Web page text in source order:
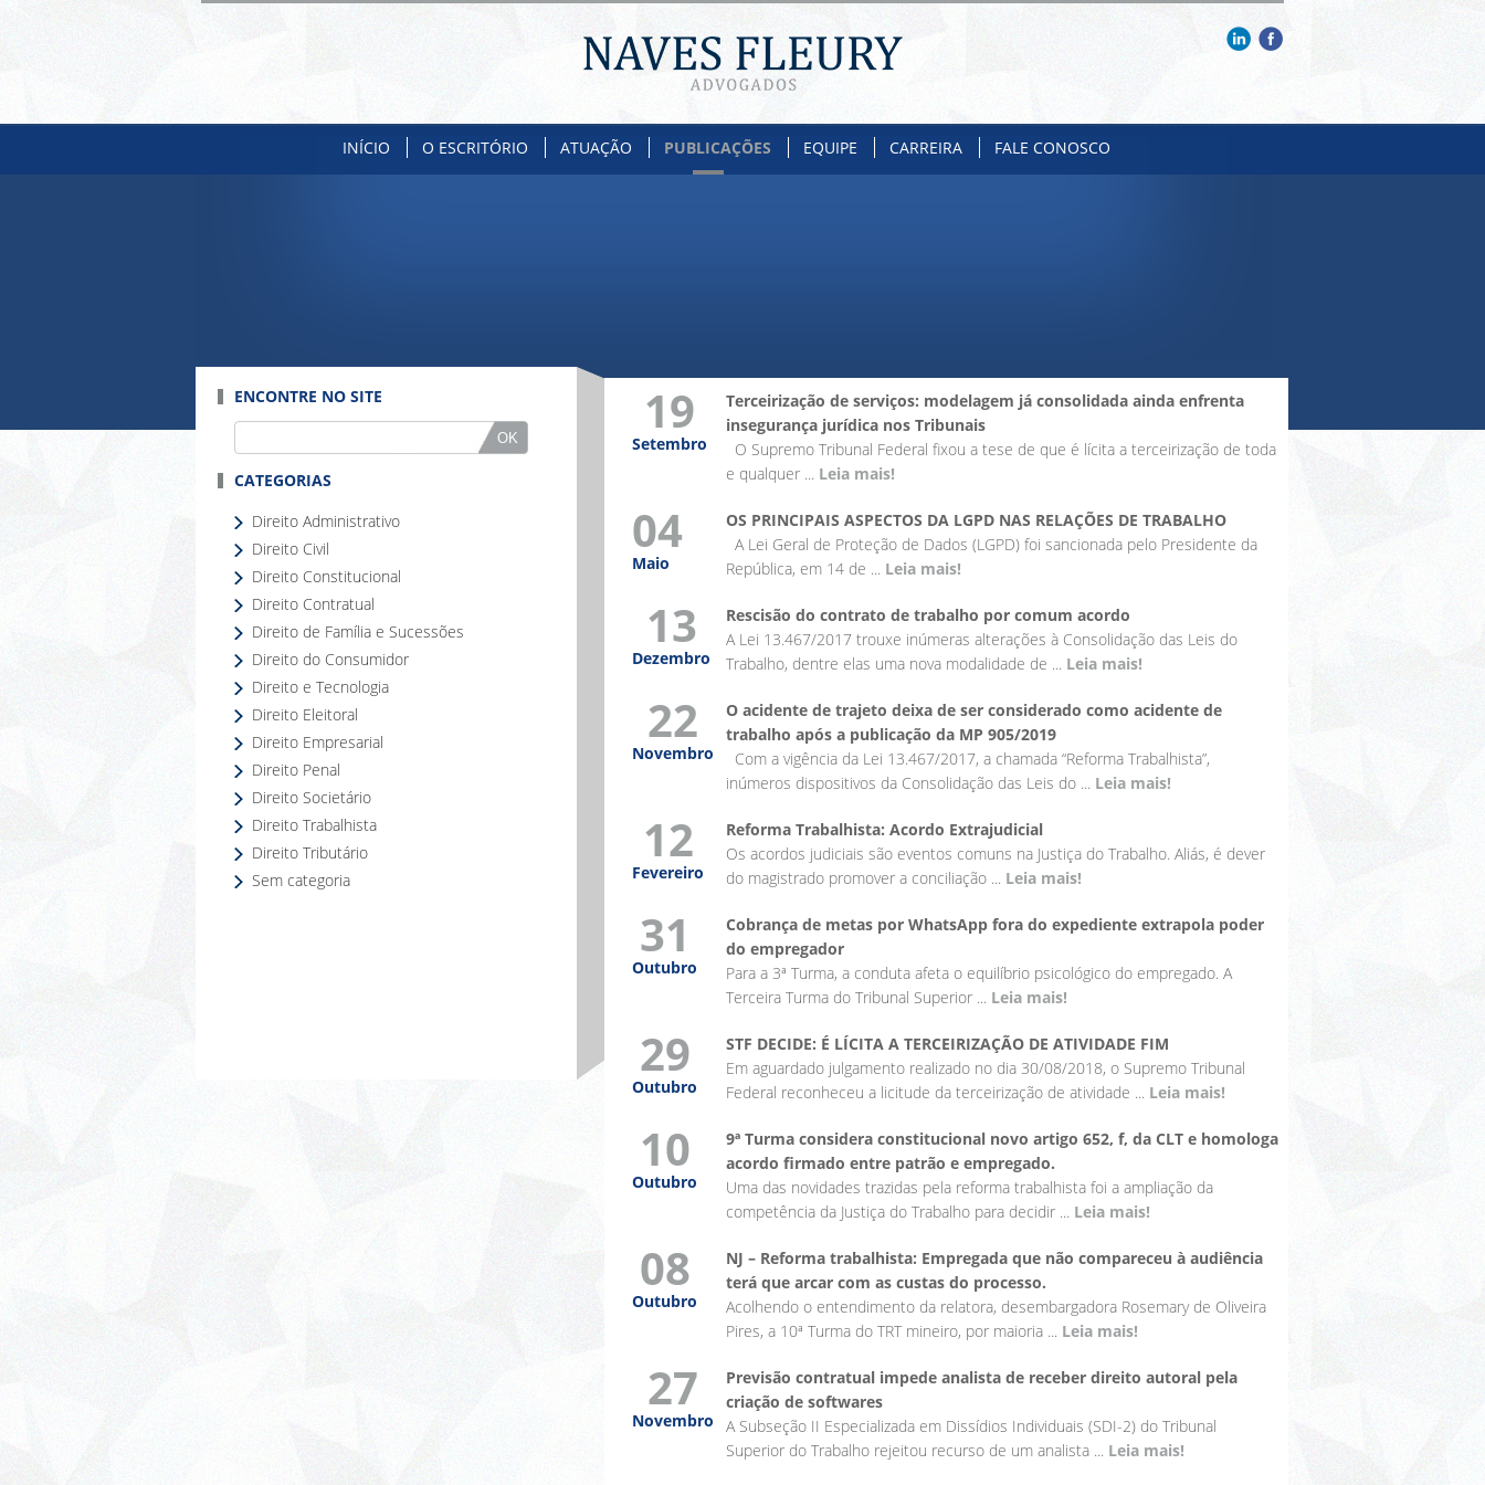
INÍCIO O ESCRITÓRIO ATUAÇÃO PUBLICAÇÕES EQUIPE CARREIRA FALE CONOSCO
ENCONTRE NO SITE
CATEGORIAS
Direito Administrativo
Direito Civil
Direito Constitucional
Direito Contratual
Direito de Família e Sucessões
Direito do Consumidor
Direito e Tecnologia
Direito Eleitoral
Direito Empresarial
Direito Penal
Direito Societário
Direito Trabalhista
Direito Tributário
Sem categoria
19
Setembro
Terceirização de serviços: modelagem já consolidada ainda enfrenta
insegurança jurídica nos Tribunais
O Supremo Tribunal Federal fixou a tese de que é lícita a terceirização de toda
e qualquer ... Leia mais!
04
Maio
OS PRINCIPAIS ASPECTOS DA LGPD NAS RELAÇÕES DE TRABALHO
A Lei Geral de Proteção de Dados (LGPD) foi sancionada pelo Presidente da
República, em 14 de ... Leia mais!
13
Dezembro
Rescisão do contrato de trabalho por comum acordo
A Lei 13.467/2017 trouxe inúmeras alterações à Consolidação das Leis do
Trabalho, dentre elas uma nova modalidade de ... Leia mais!
22
Novembro
O acidente de trajeto deixa de ser considerado como acidente de
trabalho após a publicação da MP 905/2019
Com a vigência da Lei 13.467/2017, a chamada “Reforma Trabalhista”,
inúmeros dispositivos da Consolidação das Leis do ... Leia mais!
12
Fevereiro
Reforma Trabalhista: Acordo Extrajudicial
Os acordos judiciais são eventos comuns na Justiça do Trabalho. Aliás, é dever
do magistrado promover a conciliação ... Leia mais!
31
Outubro
Cobrança de metas por WhatsApp fora do expediente extrapola poder
do empregador
Para a 3ª Turma, a conduta afeta o equilíbrio psicológico do empregado. A
Terceira Turma do Tribunal Superior ... Leia mais!
29
Outubro
STF DECIDE: É LÍCITA A TERCEIRIZAÇÃO DE ATIVIDADE FIM
Em aguardado julgamento realizado no dia 30/08/2018, o Supremo Tribunal
Federal reconheceu a licitude da terceirização de atividade ... Leia mais!
10
Outubro
9ª Turma considera constitucional novo artigo 652, f, da CLT e homologa
acordo firmado entre patrão e empregado.
Uma das novidades trazidas pela reforma trabalhista foi a ampliação da
competência da Justiça do Trabalho para decidir ... Leia mais!
08
Outubro
NJ – Reforma trabalhista: Empregada que não compareceu à audiência
terá que arcar com as custas do processo.
Acolhendo o entendimento da relatora, desembargadora Rosemary de Oliveira
Pires, a 10ª Turma do TRT mineiro, por maioria ... Leia mais!
27
Novembro
Previsão contratual impede analista de receber direito autoral pela
criação de softwares
A Subseção II Especializada em Dissídios Individuais (SDI-2) do Tribunal
Superior do Trabalho rejeitou recurso de um analista ... Leia mais!